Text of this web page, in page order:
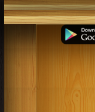
كتب 1967
كتب 1963
كتب 1959
كتب 1951